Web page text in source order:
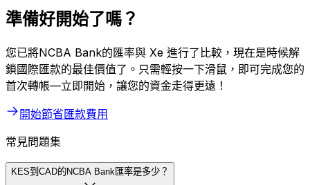
準備好開始了嗎？
您已將NCBA Bank的匯率與 Xe 進行了比較，現在是時候解
鎖國際匯款的最佳價值了。只需輕按一下滑鼠，即可完成您的
首次轉帳—立即開始，讓您的資金走得更遠！
開始節省匯款費用
常見問題集
KES到CAD的NCBA Bank匯率是多少？